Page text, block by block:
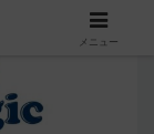
メニュー